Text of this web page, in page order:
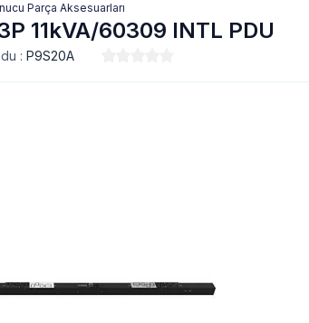
Parça Aksesuarları
11kVA/60309 INTL PDU
: P9S20A